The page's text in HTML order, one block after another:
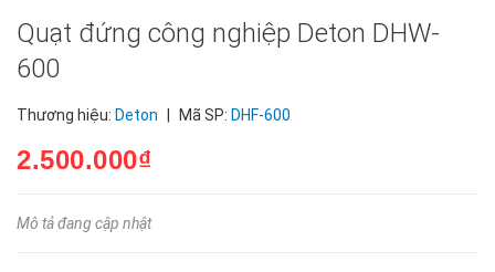
Quạt đứng công nghiệp Deton DHW-
600
Thương hiệu: Deton Mã SP: DHF-600
2.500.000₫
Mô tả đang cập nhật